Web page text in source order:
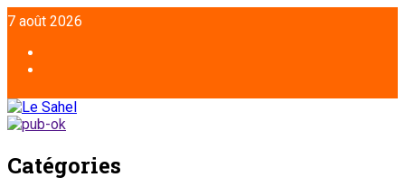
Aller
au
contenu
7 août 2026
Catégories